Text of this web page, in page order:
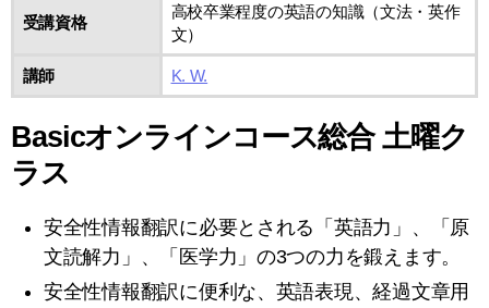
受講資格
高校卒業程度の英語の知識（文法・英作
文）
講師 K. W.
Basicオンラインコース総合 土曜ク
ラス
安全性情報翻訳に必要とされる「英語力」、「原
文読解力」、「医学力」の3つの力を鍛えます。
安全性情報翻訳に便利な、英語表現、経過文章用